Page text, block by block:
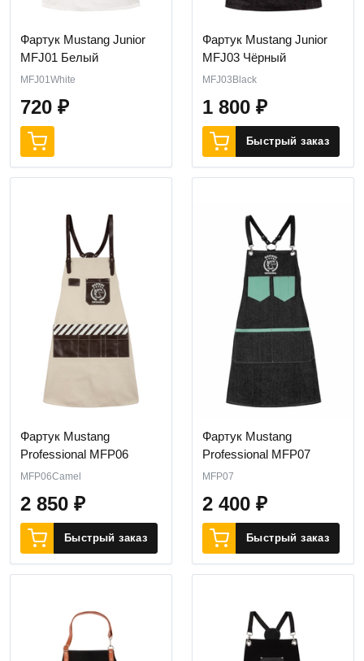
Фартук Mustang Junior
MFJ01 Белый
MFJ01White
720 ₽
Фартук Mustang Junior
MFJ03 Чёрный
MFJ03Black
1 800 ₽
Быстрый заказ
Фартук Mustang
Professional MFP06
MFP06Camel
2 850 ₽
Быстрый заказ
Фартук Mustang
Professional MFP07
MFP07
2 400 ₽
Быстрый заказ